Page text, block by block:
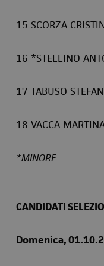
15 SCORZA
16 *STELLINO
17 TABUSO
18 VACCA
*MINORE
CANDIDATI
Domenica,